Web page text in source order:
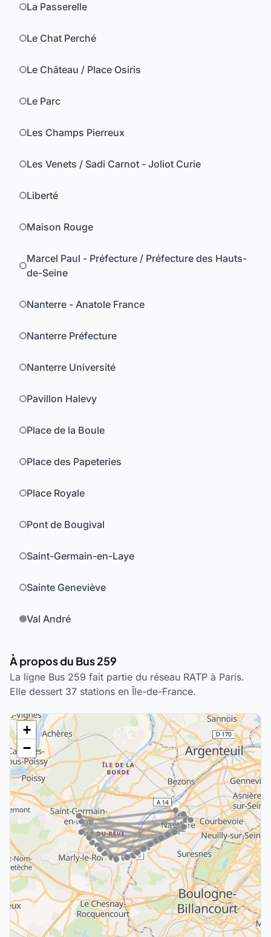
La Passerelle
Le Chat Perché
Le Château / Place Osiris
Le Parc
Les Champs Pierreux
Les Venets / Sadi Carnot - Joliot Curie
Liberté
Maison Rouge
Marcel Paul - Préfecture / Préfecture des Hauts-
de-Seine
Nanterre - Anatole France
Nanterre Préfecture
Nanterre Université
Pavillon Halevy
Place de la Boule
Place des Papeteries
Place Royale
Pont de Bougival
Saint-Germain-en-Laye
Sainte Geneviève
Val André
À propos du Bus 259
La ligne Bus 259 fait partie du réseau RATP à Paris.
Elle dessert 37 stations en Île-de-France.
+
−